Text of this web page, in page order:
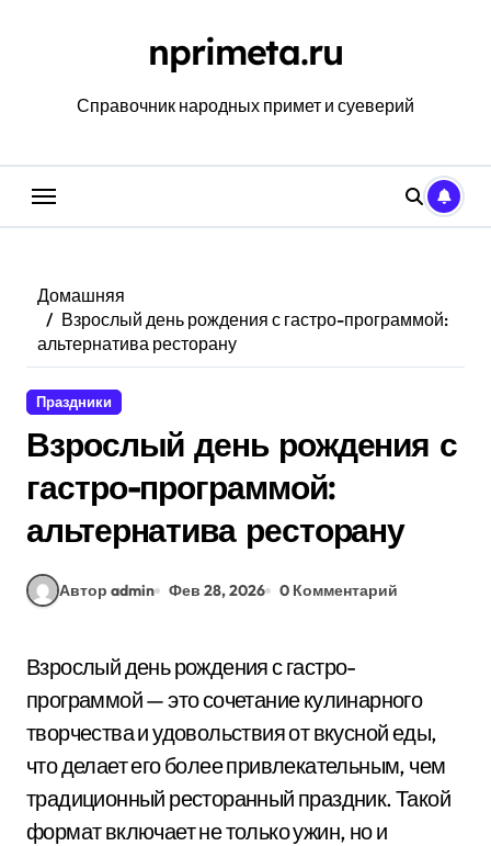
nprimeta.ru
Справочник народных примет и суеверий
Домашняя
Взрослый день рождения с гастро-программой:
альтернатива ресторану
Праздники
Взрослый день рождения с
гастро-программой:
альтернатива ресторану
Автор admin Фев 28, 2026 0 Комментарий
Взрослый день рождения с гастро-
программой — это сочетание кулинарного
творчества и удовольствия от вкусной еды,
что делает его более привлекательным, чем
традиционный ресторанный праздник. Такой
формат включает не только ужин, но и